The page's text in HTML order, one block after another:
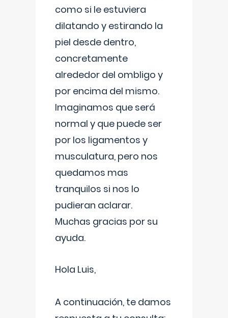
como si le estuviera
dilatando y estirando la
piel desde dentro,
concretamente
alrededor del ombligo y
por encima del mismo.
Imaginamos que será
normal y que puede ser
por los ligamentos y
musculatura, pero nos
quedamos mas
tranquilos si nos lo
pudieran aclarar.
Muchas gracias por su
ayuda.
Hola Luis,
A continuación, te damos